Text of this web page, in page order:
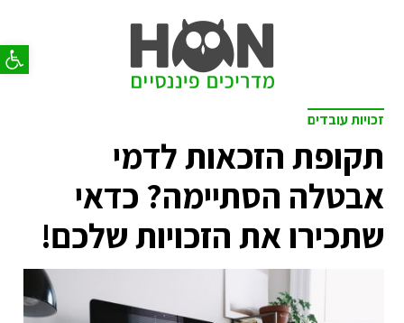
פתח
זכויות עובדים
תקופת הזכאות לדמי
אבטלה הסתיימה? כדאי
שתכירו את הזכויות שלכם!